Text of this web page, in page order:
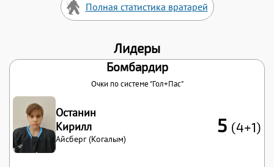
Полная статистика вратарей
Лидеры
Бомбардир
Очки по системе "Гол+Пас"
Останин
Кирилл
Айсберг (Когалым)
5 (4+1)